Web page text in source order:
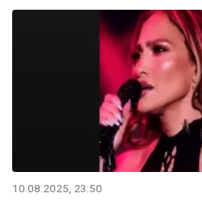
10.08.2025, 23:50